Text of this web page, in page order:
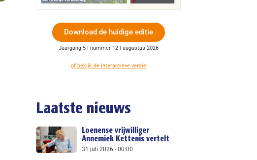
Download de huidige editie
Jaargang 5 | nummer 12 | augustus 2026
of bekijk de interactieve versie
Laatste nieuws
Loenense vrijwilliger
Annemiek Kettenis vertelt
31 juli 2026 00:00